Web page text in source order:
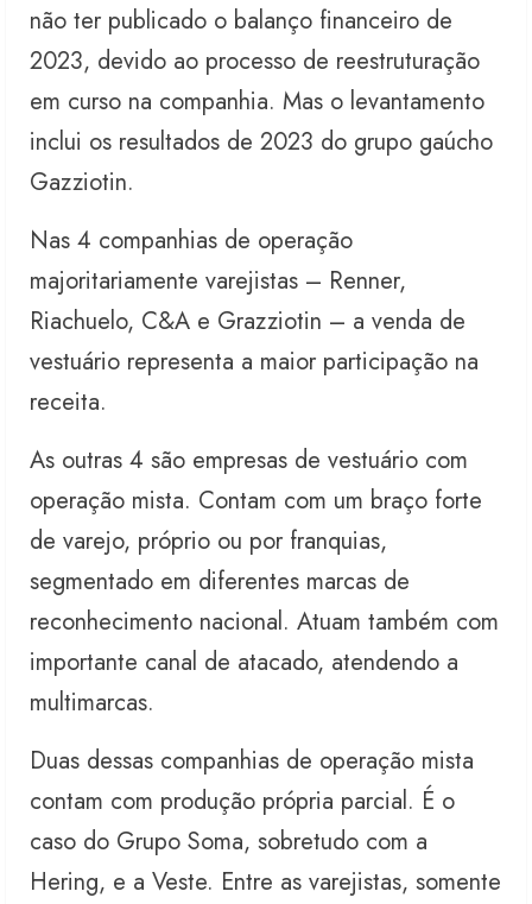
não ter publicado o balanço financeiro de
2023, devido ao processo de reestruturação
em curso na companhia. Mas o levantamento
inclui os resultados de 2023 do grupo gaúcho
Gazziotin.
Nas 4 companhias de operação
majoritariamente varejistas – Renner,
Riachuelo, C&A e Grazziotin – a venda de
vestuário representa a maior participação na
receita.
As outras 4 são empresas de vestuário com
operação mista. Contam com um braço forte
de varejo, próprio ou por franquias,
segmentado em diferentes marcas de
reconhecimento nacional. Atuam também com
importante canal de atacado, atendendo a
multimarcas.
Duas dessas companhias de operação mista
contam com produção própria parcial. É o
caso do Grupo Soma, sobretudo com a
Hering, e a Veste. Entre as varejistas, somente